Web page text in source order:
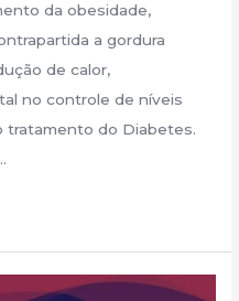
da obesidade,
a gordura
de calor,
no controle de níveis
tratamento do Diabetes.